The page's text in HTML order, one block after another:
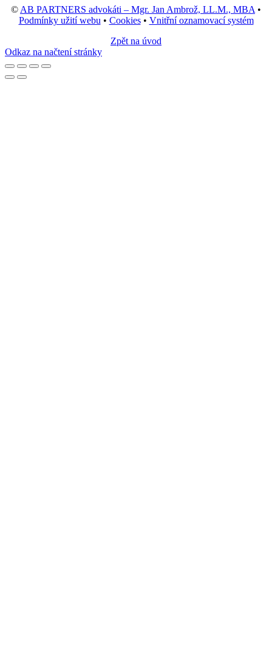
© AB PARTNERS advokáti – Mgr. Jan Ambrož, LL.M., MBA •
Podmínky užití webu • Cookies• Vnitřní oznamovací systém
Zpět na úvod
Odkaz na načtení stránky